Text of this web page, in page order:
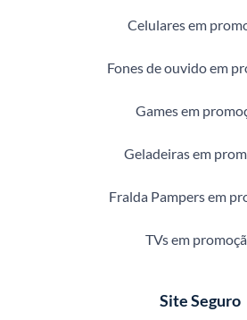
Celulares em
Fones de ouvido em
Games em
Geladeiras em
Fralda Pampers em
TVs em
Site Seguro